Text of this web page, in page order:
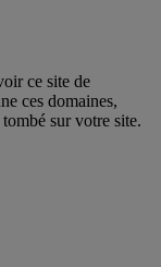
ce site de
ces domaines,
sur votre site.